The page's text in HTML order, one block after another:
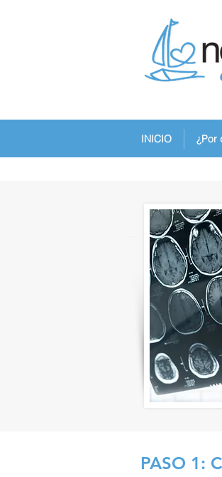
INICIO ¿Por
PASO 1: